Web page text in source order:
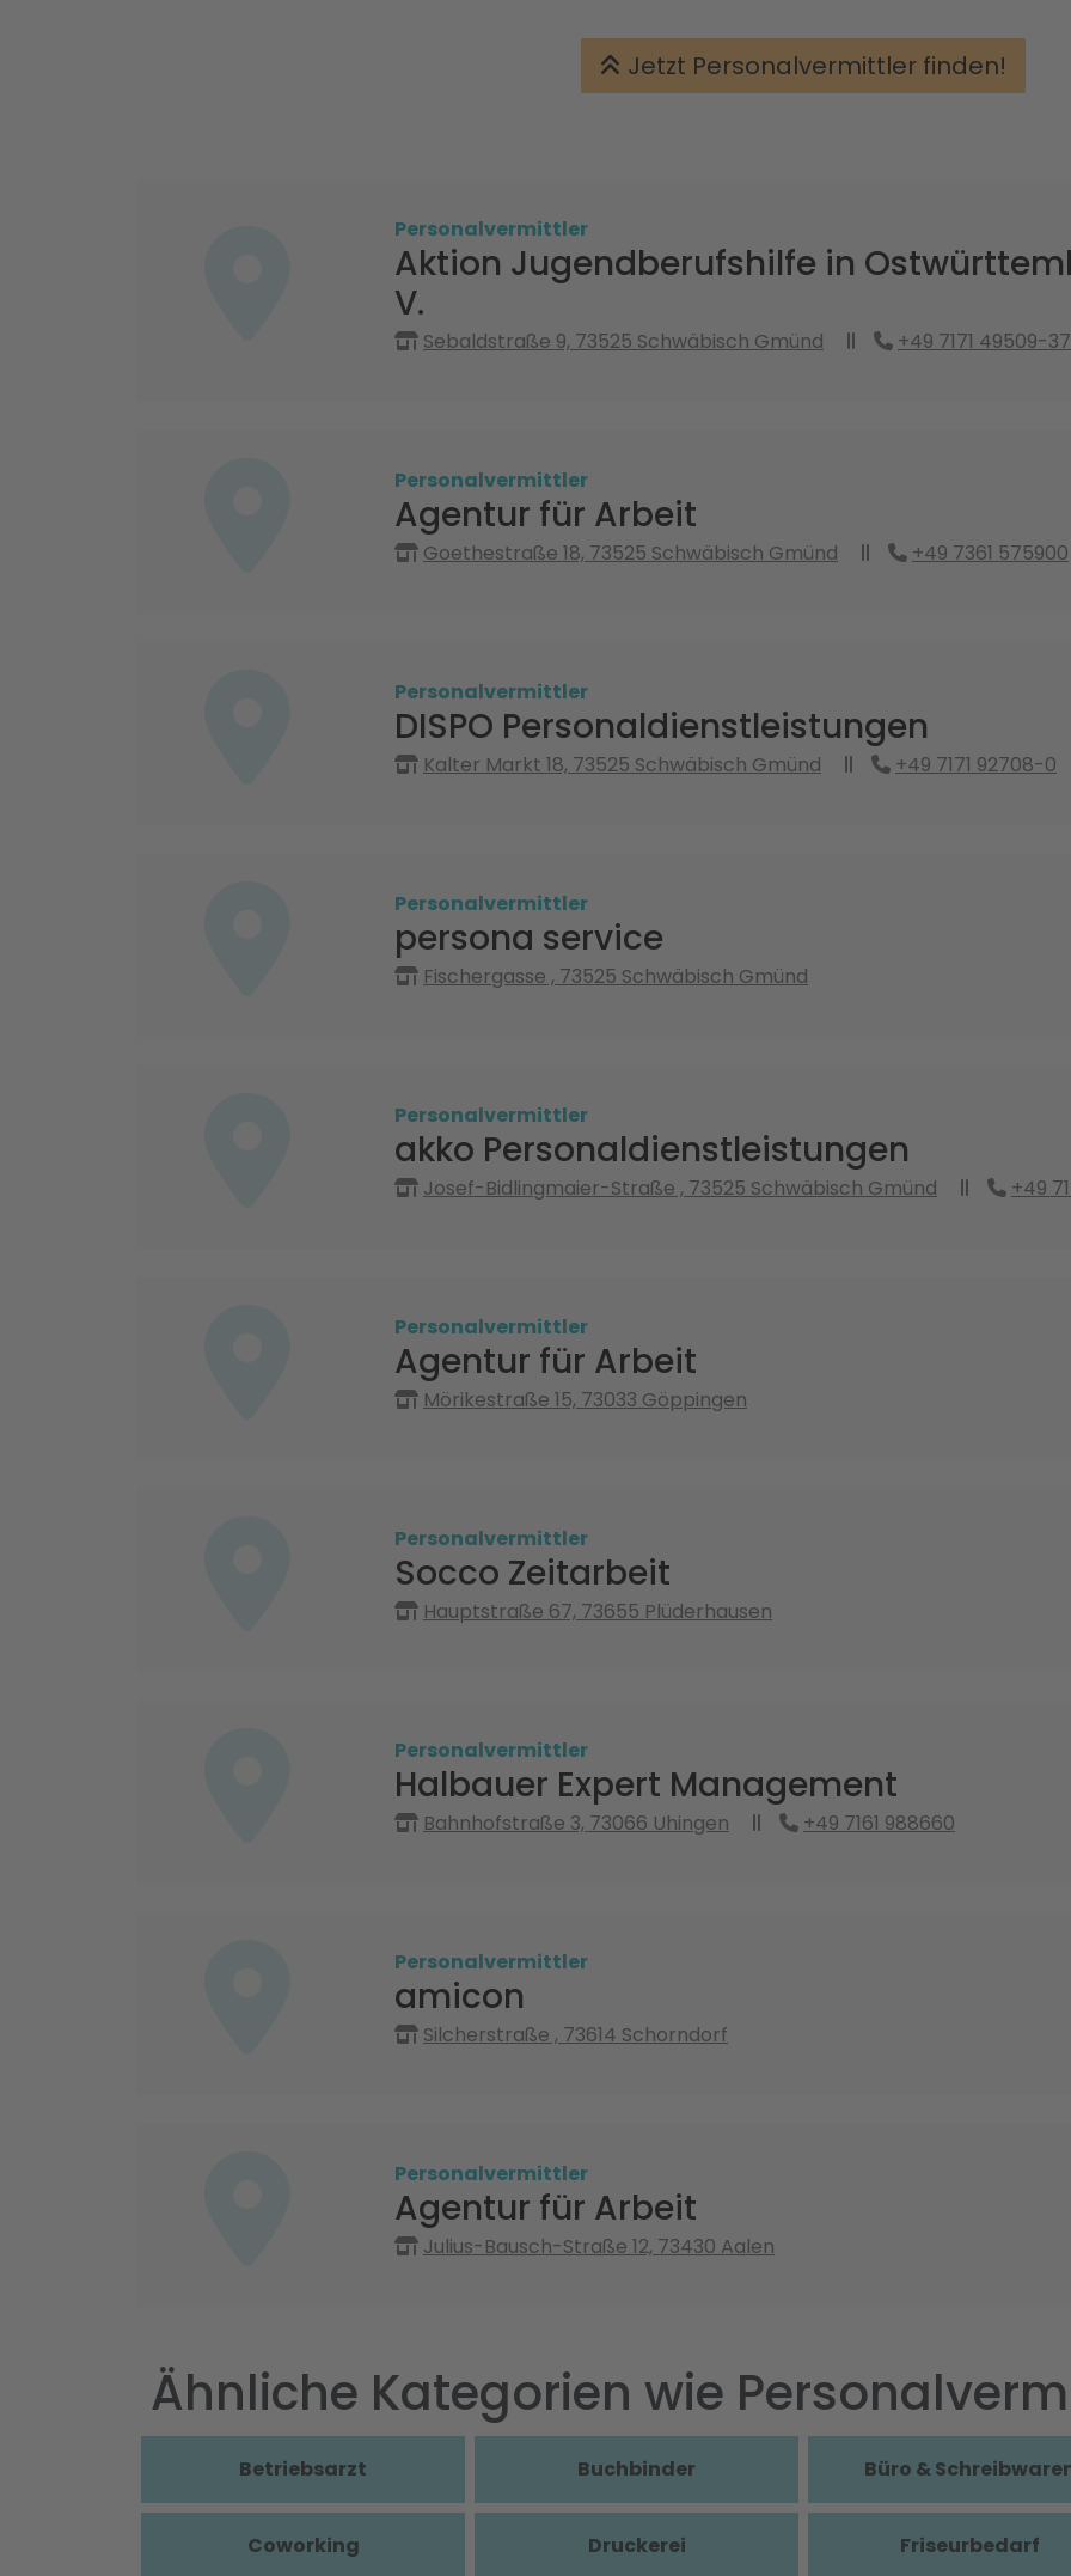
Jetzt Personalvermittler finden!
Personalvermittler
Aktion Jugendberufshilfe in
V.
Sebaldstraße 9, 73525 Schwäbisch Gmünd +49 7171 49509-37
Personalvermittler
Agentur für Arbeit
Goethestraße 18, 73525 Schwäbisch Gmünd +49 7361 575900
Personalvermittler
DISPO Personaldienstleistungen
Kalter Markt 18, 73525 Schwäbisch Gmünd +49 7171 92708-0
Personalvermittler
persona service
Fischergasse , 73525 Schwäbisch Gmünd
Personalvermittler
akko Personaldienstleistungen
Josef-Bidlingmaier-Straße , 73525 Schwäbisch Gmünd +49
Personalvermittler
Agentur für Arbeit
Mörikestraße 15, 73033 Göppingen
Personalvermittler
Socco Zeitarbeit
Hauptstraße 67, 73655 Plüderhausen
Personalvermittler
Halbauer Expert Management
Bahnhofstraße 3, 73066 Uhingen +49 7161 988660
Personalvermittler
amicon
Silcherstraße , 73614 Schorndorf
Personalvermittler
Agentur für Arbeit
Julius-Bausch-Straße 12, 73430 Aalen
Ähnliche Kategorien wie
Betriebsarzt Buchbinder Büro &
Coworking Druckerei Friseurbedarf